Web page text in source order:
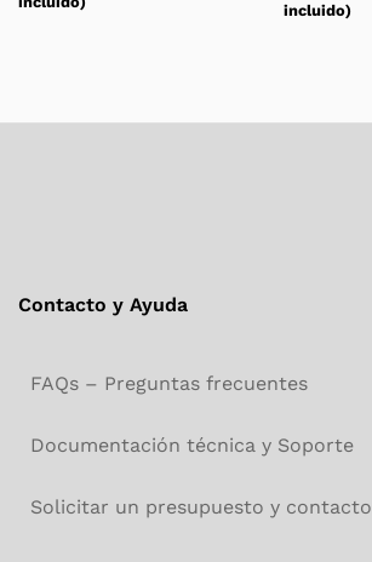
incluido)
Contacto y Ayuda
FAQs – Preguntas frecuentes
Documentación técnica y Soporte
Solicitar un presupuesto y contacto